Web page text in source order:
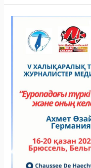
МЕДИА
ФОРУМ:
«ЕУРОПАДА,Ы
ТҮРКІ
МЕДИАСЫ
ЖӘНЕ
КЕЛЕШЕГІ»